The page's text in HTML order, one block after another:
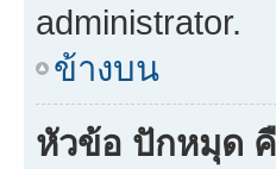
administrator.
ข้างบน
หัวข้อ ปักหมุด